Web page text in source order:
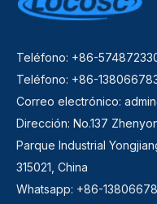
Teléfono: +86-
Teléfono: +86-
Correo electrónico:
Dirección: No.137
Parque Industrial
315021, China
Whatsapp: +86-